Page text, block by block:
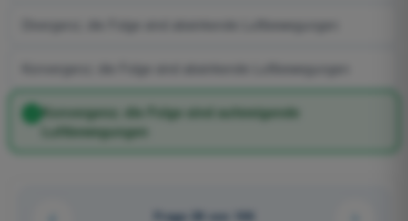
Konvergenz; die Folge sind aufsteigende
Luftbewegungen
Frage 28 von 106